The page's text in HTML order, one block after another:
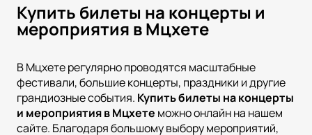
Купить билеты на концерты и
мероприятия в Мцхете
В Мцхете регулярно проводятся масштабные
фестивали, большие концерты, праздники и другие
грандиозные события. Купить билеты на концерты
и мероприятия вМцхете можно онлайн на нашем
сайте. Благодаря большому выбору мероприятий,